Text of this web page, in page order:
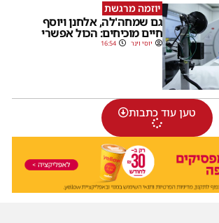
יוזמה מרגשת
גם שמחה'לה, אלחנן ויוסף
חיים מוכיחים: הכול אפשרי
יוסי וינר 16:54
טען עוד כתבות